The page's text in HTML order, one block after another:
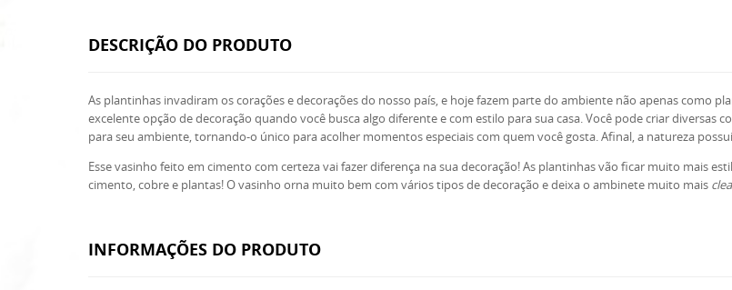
DESCRIÇÃO DO PRODUTO
As plantinhas invadiram os corações e decorações do nosso país, e hoje fazem parte do ambiente não apenas como
excelente opção de decoração quando você busca algo diferente e com estilo para sua casa. Você pode criar
para seu ambiente, tornando-o único para acolher momentos especiais com quem você gosta. Afinal, a natureza
Esse vasinho feito em cimento com certeza vai fazer diferença na sua decoração! As plantinhas vão ficar muito mais
cimento, cobre e plantas! O vasinho orna muito bem com vários tipos de decoração e deixa o ambinete muito mais
INFORMAÇÕES DO PRODUTO